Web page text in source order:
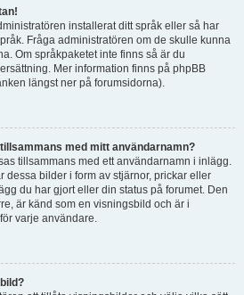
installerat ditt språk eller så har
Fråga administratören om de skulle kunna
Om språkpaketet inte finns så är du
Mer information finns på phpBB
längst ner på forumsidorna).
med mitt användarnamn?
tillsammans med ett användarnamn i inlägg.
dessa bilder i form av stjärnor, prickar eller
du har gjort eller din status på forumet. Den
är känd som en visningsbild och är i
varje användare.